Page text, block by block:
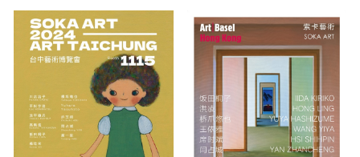
位呈現來自英國、日本、韓
國、中國、台灣共15位藝術家
的精彩創作，展出藝術家包含
: 王小雙、王依雅、吳若昕、
李西西 、李捷、林葆靈、威
廉‧赫曼、洪凌、席時斌、閆
占城、飯田桐子、橋爪悠也、